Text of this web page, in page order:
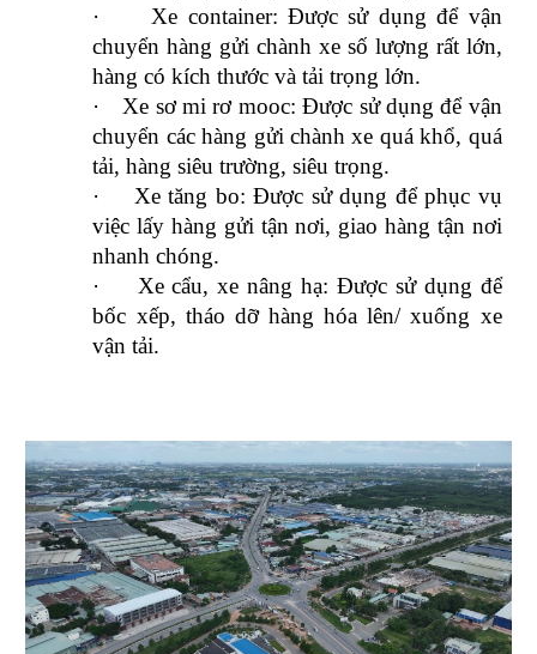
·
Xe container: Được sử dụng để vận
chuyển hàng gửi chành xe số lượng rất lớn,
hàng có kích thước và tải trọng lớn.
·
Xe sơ mi rơ mooc: Được sử dụng để vận
chuyển các hàng gửi chành xe quá khổ, quá
tải, hàng siêu trường, siêu trọng.
·
Xe tăng bo: Được sử dụng để phục vụ
việc lấy hàng gửi tận nơi, giao hàng tận nơi
nhanh chóng.
·
Xe cẩu, xe nâng hạ: Được sử dụng để
bốc xếp, tháo dỡ hàng hóa lên/ xuống xe
vận tải.